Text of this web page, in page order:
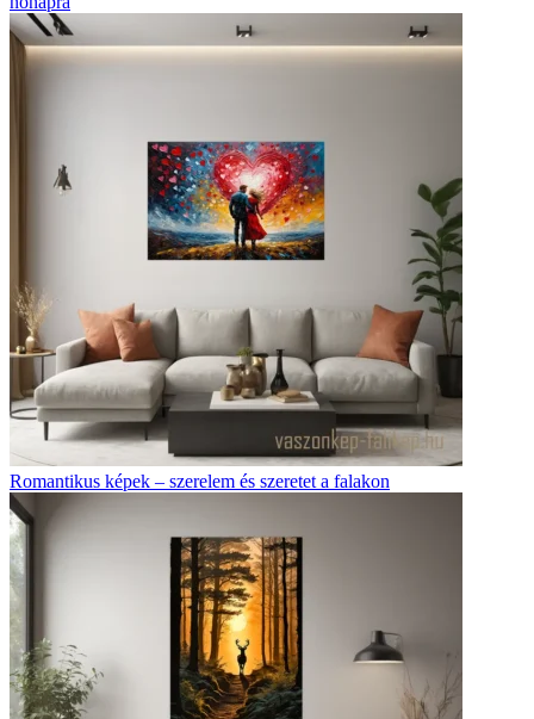
Romantikus képek – szerelem és szeretet a falakon